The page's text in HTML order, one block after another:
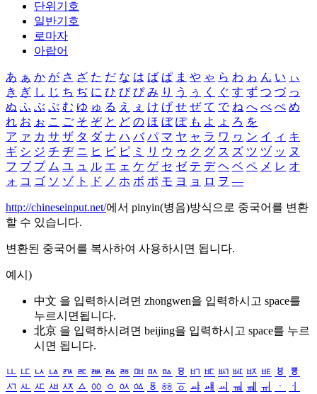
단위기호
일반기호
로마자
아랍어
あ ぁ か が さ ざ た だ な は ば ぱ ま や ゃ ら わ ゎ ん い ぃ
き ぎ し じ ち ぢ に ひ び ぴ み り う ぅ く ぐ す ず つ づ っ
ぬ ふ ぶ ぷ む ゆ ゅ る え ぇ け げ せ ぜ て で ね へ べ ぺ め
れ お ぉ こ ご そ ぞ と ど の ほ ぼ ぽ も よ ょ ろ を
ア ァ カ サ ザ タ ダ ナ ハ バ パ マ ヤ ャ ラ ワ ヮ ン イ ィ キ
ギ シ ジ チ ヂ ニ ヒ ビ ピ ミ リ ウ ゥ ク グ ス ズ ツ ヅ ッ ヌ
フ ブ プ ム ユ ュ ル エ ェ ケ ゲ セ ゼ テ デ ヘ ベ ペ メ レ オ
ォ コ ゴ ソ ゾ ト ド ノ ホ ボ ポ モ ヨ ョ ロ ヲ ―
http://chineseinput.net/에서 pinyin(병음)방식으로 중국어를 변환
할 수 있습니다.
변환된 중국어를 복사하여 사용하시면 됩니다.
예시)
中文 을 입력하시려면 zhongwen을 입력하시고 space를
누르시면됩니다.
北京 을 입력하시려면 beijing을 입력하시고 space를 누르
시면 됩니다.
ㅥ ㅦ ㅧ ㅨ ㅩ ㅪ ㅫ ㅬ ㅭ ㅮ ㅯ ㅰ ㅱ ㅲ ㅳ ㅴ ㅵ ㅶ ㅷ ㅸ
ㅹ
ㅺ ㅻ ㅼ ㅽ ㅾ ㅿ ㆀ ㆁ ㆂ ㆃ ㆄ ㆅ ㆆ ㆇ ㆈ ㆉ ㆊ ㆋ ㆌ ㆍ
ㆎ